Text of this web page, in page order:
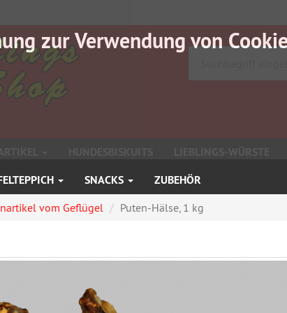
SNACKS ZUBEHÖR
vom Geflügel Puten-Hälse, 1 kg
zur Verwendung von